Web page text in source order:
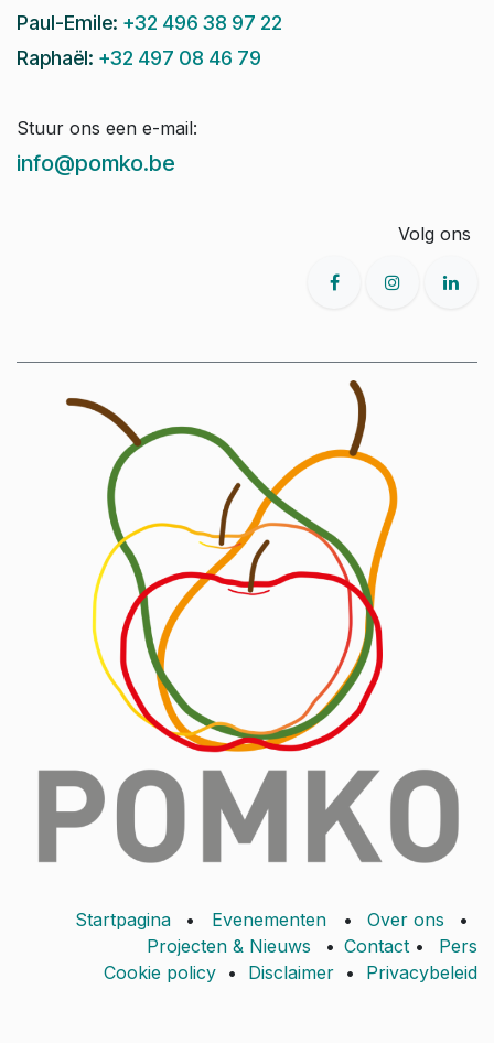
Paul-Emile: +32 496 38 97 22
Raphaël: +32 497 08 46 79
Stuur ons een e-mail:
info@pomko.be
Volg ons
Startpagina • Evenementen • Over ons
•
Projecten & Nieuws
• Contact •
Pers
Cookie policy • Disclaimer • Privacybeleid